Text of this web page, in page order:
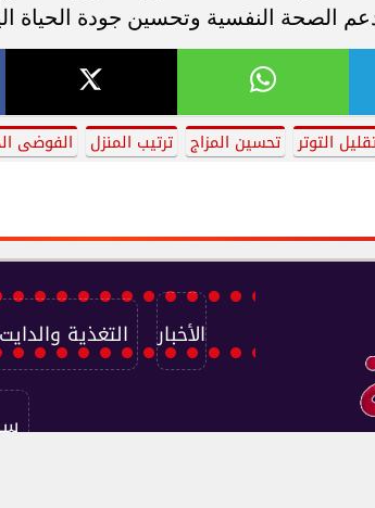
الصحة النفسية وتحسين جودة الحياة
التوتر تحسين المزاج ترتيب المنزل الفوضى
الأخبار التغذية والدايت